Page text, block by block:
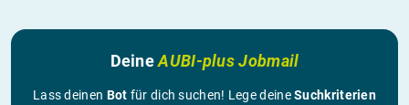
DeineAUBI-plus Jobmail
Lass deinen Bot für dich suchen! Lege deineSuchkriterien